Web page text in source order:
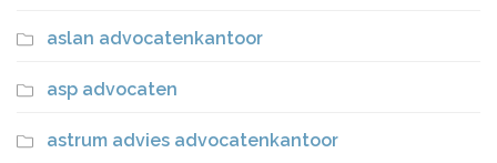
aslan advocatenkantoor
asp advocaten
astrum advies advocatenkantoor